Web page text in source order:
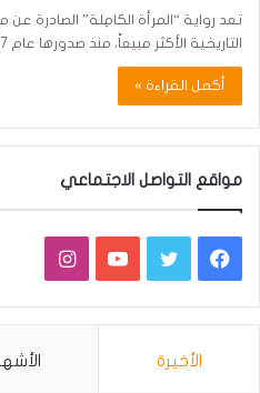
تعد رواية “المرأة الكامِلة” الصادرة عن
التاريخية الأكثر مبيعاً، منذ صدورها عام 2017. استقى الروائي…
أكمل القراءة »
مواقع التواصل الاجتماعي
فيسبوكتويتر يوتيوب
الأخيرة